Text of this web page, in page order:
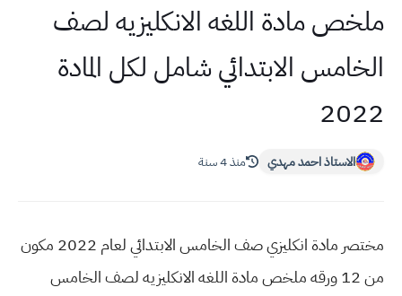
ملخص مادة اللغه الانكليزيه لصف
الخامس الابتدائي شامل لكل المادة
2022
الاستاذ احمد مهدي منذ 4 سنة
مختصر مادة انكليزي صف الخامس الابتدائي لعام 2022 مكون
من 12 ورقه ملخص مادة اللغه الانكليزيه لصف الخامس